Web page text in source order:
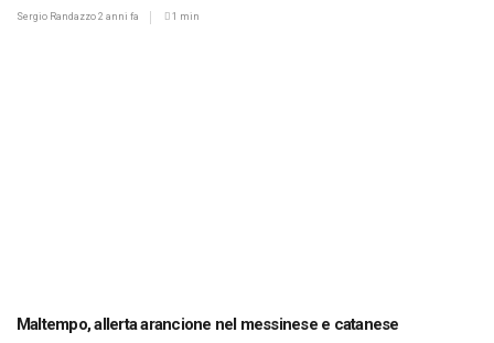
Sergio Randazzo 2 anni fa 1 min
Maltempo, allerta arancione nel messinese e catanese